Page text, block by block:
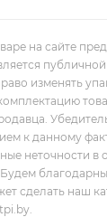
на сайте
изменять
к данному
неточности в
Будем
сделать наш